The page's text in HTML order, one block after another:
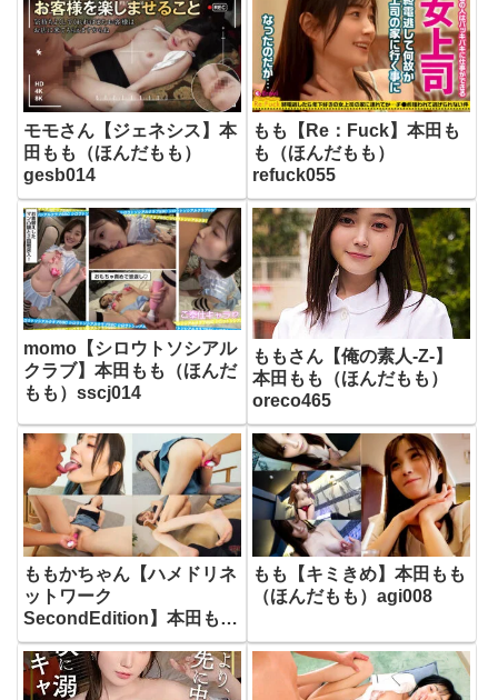
モモさん【ジェネシス】本
田もも（ほんだもも）
gesb014
もも【Re：Fuck】本田も
も（ほんだもも）
refuck055
momo【シロウトソシアル
クラブ】本田もも（ほんだ
もも）sscj014
ももさん【俺の素人-Z-】
本田もも（ほんだもも）
oreco465
ももかちゃん【ハメドリネ
ットワーク
SecondEdition】本田もも
（ほんだもも）hmdnc758
もも【キミきめ】本田もも
（ほんだもも）agi008